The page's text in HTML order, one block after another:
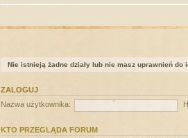
Nie istnieją żadne działy lub nie masz uprawnień do
ZALOGUJ
Nazwa użytkownika:
KTO PRZEGLĄDA FORUM